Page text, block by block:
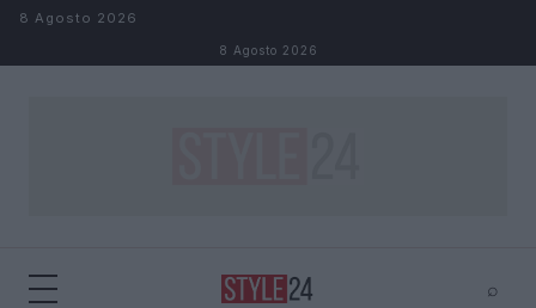
Salta al contenuto
8 Agosto 2026
8 Agosto 2026
⌕